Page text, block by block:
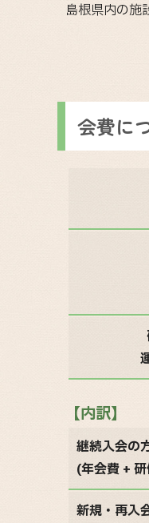
島根県内の施
会費に
【内訳】
継続入会の
(年会費 +
新規・再入